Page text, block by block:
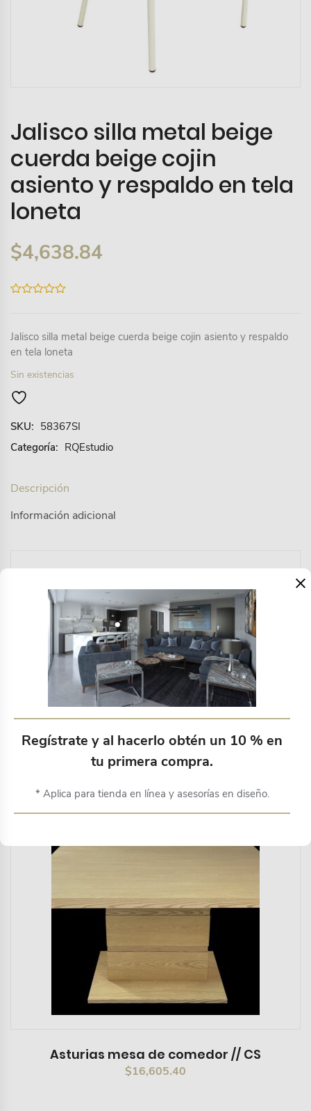
Jalisco silla metal beige
cuerda beige cojin
asiento y respaldo en tela
loneta
$4,638.84
5
Jalisco silla metal beige cuerda beige cojin asiento y respaldo
en tela loneta
Sin existencias
SKU: 58367SI
Categoría: RQEstudio
Descripción
Información adicional
es sin lugar a dudas nuestro best seller, una silla
cómoda y estética fabricada en acero con pintura
electroestática y tejida en cuerda plana de
multifilamento de polipropileno con terminado UV de
16mm. Para uso exterior techado.
Productos relacionados
Asturias mesa de comedor // CS
$16,605.40
×
Regístrate y al hacerlo obtén un 10 % en
tu primera compra.
* Aplica para tienda en línea y asesorías en diseño.